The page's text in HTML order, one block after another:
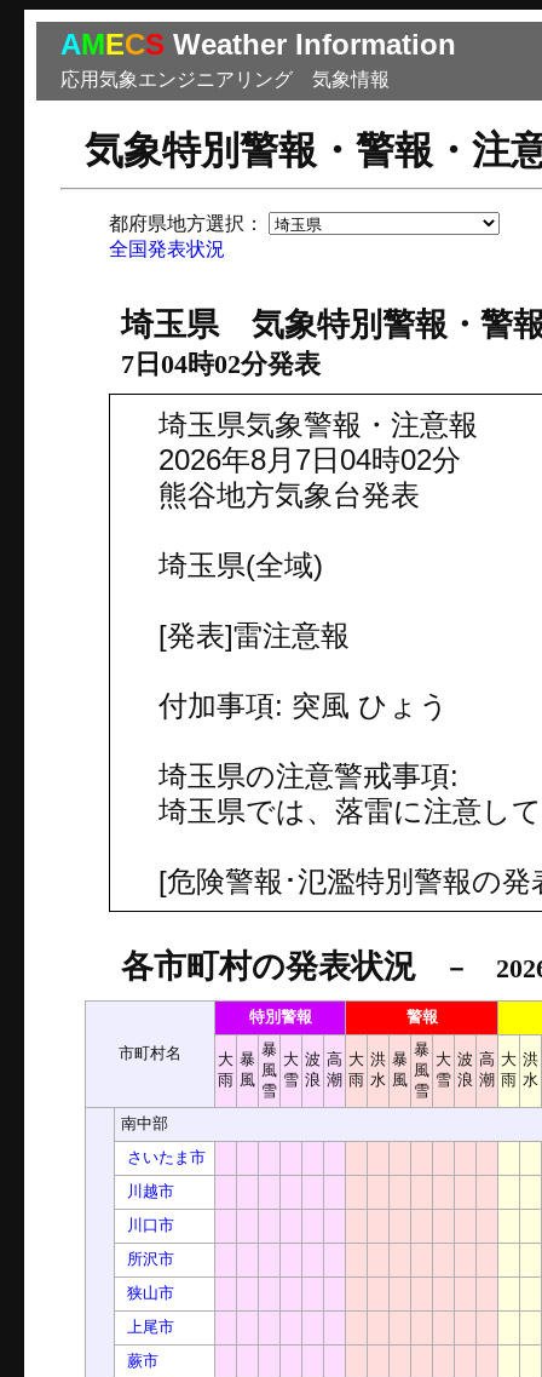
AMECS Weather Information
応用気象エンジニアリング 気象情報
気象特別警報・警報・注
都府県地方選択：
全国発表状況
埼玉県 気象特別警報・警
7日04時02分発表
埼玉県気象警報・注意報
2026年8月7日04時02分
熊谷地方気象台発表
埼玉県(全域)
[発表]雷注意報
付加事項: 突風 ひょう
埼玉県の注意警戒事項:
埼玉県では、落雷に注意し
[危険警報･氾濫特別警報の
各市町村の発表状況 － 2026
市町村名
特別警報 警報
大
雨
暴
風
暴
風
雪
大
雪
波
浪
高
潮
大
雨
洪
水
暴
風
暴
風
雪
大
雪
波
浪
高
潮
大
雨
洪
水
南中部
さいたま市
川越市
川口市
所沢市
狭山市
上尾市
蕨市